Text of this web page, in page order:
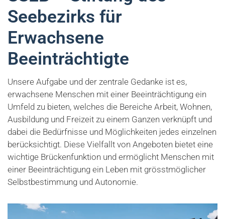
Seebezirks für
Erwachsene
Beeinträchtigte
Unsere Aufgabe und der zentrale Gedanke ist es,
erwachsene Menschen mit einer Beeinträchtigung ein
Umfeld zu bieten, welches die Bereiche Arbeit, Wohnen,
Ausbildung und Freizeit zu einem Ganzen verknüpft und
dabei die Bedürfnisse und Möglichkeiten jedes einzelnen
berücksichtigt. Diese Vielfallt von Angeboten bietet eine
wichtige Brückenfunktion und ermöglicht Menschen mit
einer Beeinträchtigung ein Leben mit grösstmöglicher
Selbstbestimmung und Autonomie.